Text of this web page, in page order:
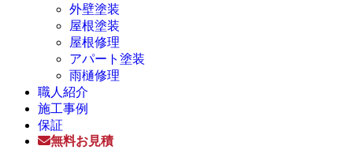
外壁塗装
屋根塗装
屋根修理
アパート塗装
雨樋修理
職人紹介
施工事例
保証
無料お見積